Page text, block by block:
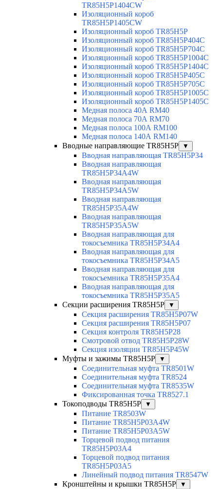
TR85H5P1404CW
Изоляционный короб
TR85H5P1405CW
Изоляционный короб TR85H5P
Изоляционный короб TR85H5P404C
Изоляционный короб TR85H5P704C
Изоляционный короб TR85H5P1004C
Изоляционный короб TR85H5P1404C
Изоляционный короб TR85H5P405C
Изоляционный короб TR85H5P705C
Изоляционный короб TR85H5P1005C
Изоляционный короб TR85H5P1405C
Медная полоса 40А RM40
Медная полоса 70А RM70
Медная полоса 100А RM100
Медная полоса 140А RM140
Вводные направляющие TR85H5P
▼
Вводная направляющая TR85H5P34
Вводная направляющая
TR85H5P34A4W
Вводная направляющая
TR85H5P34A5W
Вводная направляющая
TR85H5P35A4W
Вводная направляющая
TR85H5P35A5W
Вводная направляющая для
токосъемника TR85H5P34A4
Вводная направляющая для
токосъемника TR85H5P34A5
Вводная направляющая для
токосъемника TR85H5P35A4
Вводная направляющая для
токосъемника TR85H5P35A5
Секции расширения TR85H5P
▼
Секция расширения TR85H5P07W
Секция расширения TR85H5P07
Секция контроля TR85H5P28
Смотровой отвод TR85H5P28W
Секция изоляции TR85H5P45W
Муфты и зажимы TR85H5P
▼
Соединительная муфта TR8501W
Соединительная муфта TR8524
Соединительная муфта TR8535W
Фиксированная точка TR8527.1
Токоподводы TR85H5P
▼
Питание TR8503W
Питание TR85H5P03A4W
Питание TR85H5P03A5W
Торцевой подвод питания
TR85H5P03A4
Торцевой подвод питания
TR85H5P03A5
Линейный подвод питания TR8547W
Кронштейны и крышки TR85H5P
▼